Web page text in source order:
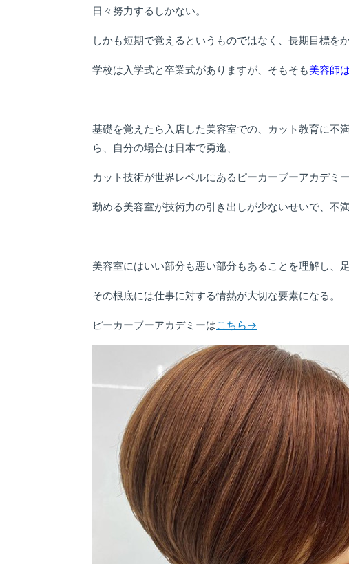
日々努力するしかない。
しかも短期で覚えるというものではなく、長期目標を
学校は入学式と卒業式がありますが、そもそも美容師
基礎を覚えたら入店した美容室での、カット教育に不
ら、自分の場合は日本で勇逸、
カット技術が世界レベルにあるピーカーブーアカデミ
勤める美容室が技術力の引き出しが少ないせいで、不
美容室にはいい部分も悪い部分もあることを理解し、
その根底には仕事に対する情熱が大切な要素になる。
ピーカーブーアカデミーはこちら→